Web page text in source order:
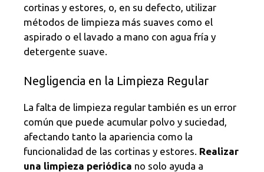
cortinas y estores, o, en su defecto, utilizar
métodos de limpieza más suaves como el
aspirado o el lavado a mano con agua fría y
detergente suave.
Negligencia en la Limpieza Regular
La falta de limpieza regular también es un error
común que puede acumular polvo y suciedad,
afectando tanto la apariencia como la
funcionalidad de las cortinas y estores. Realizar
una limpieza periódica no solo ayuda a